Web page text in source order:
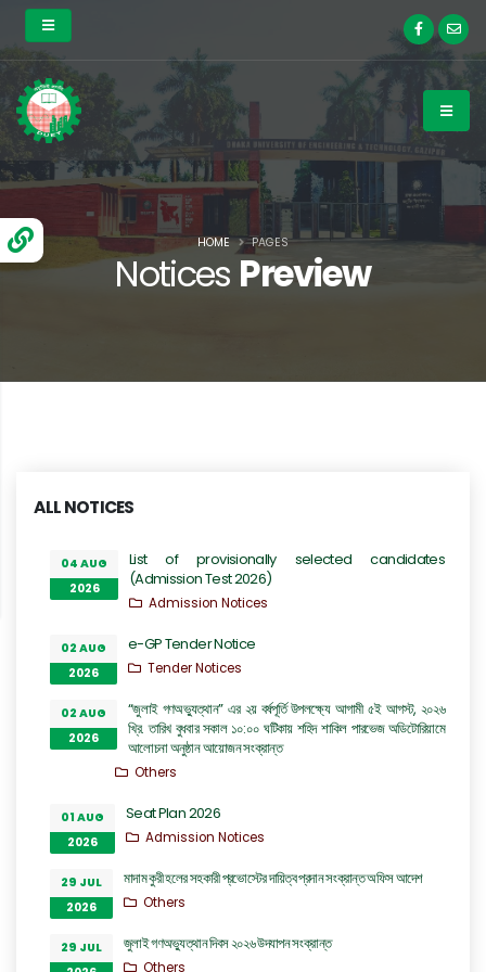
Notices Preview
HOME PAGES
ALL NOTICES
04 AUG
2026
List of provisionally selected candidates
(Admission Test 2026)
Admission Notices
02 AUG
2026
e-GP Tender Notice
Tender Notices
02 AUG
2026
“জুলাই গণঅভ্যুত্থান” এর ২য় বর্ষপূর্তি উপলক্ষ্যে আগামী ৫ই আগস্ট, ২০২৬
খ্রি. তারিখ বুধবার সকাল ১০:০০ ঘটিকায় শহিদ শাকিল পারভেজ অডিটোরিয়ামে
আলোচনা অনুষ্ঠান আয়োজন সংক্রান্ত
Others
01 AUG
2026
Seat Plan 2026
Admission Notices
29 JUL
2026
মাদাম কুরী হলের সহকারী প্রভোস্টের দায়িত্ব প্রদান সংক্রান্ত অফিস আদেশ
Others
29 JUL
জুলাই গণঅভ্যুত্থান দিবস ২০২৬ উদযাপন সংক্রান্ত
Others